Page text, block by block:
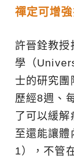
禪定可增
許晉銓教授
學（
士的研究團
歷經8週、
了可以緩解
至還能讓體
1），不管